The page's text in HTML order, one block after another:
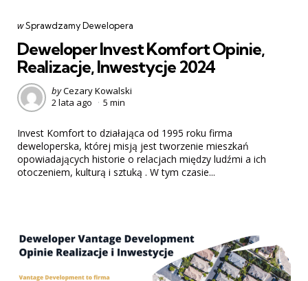
Categories
post
wSprawdzamy Dewelopera
Deweloper Invest Komfort Opinie,
Realizacje, Inwestycje 2024
Posted
by
byCezary Kowalski
2 lata ago
5 min
Invest Komfort to działająca od 1995 roku firma
deweloperska, której misją jest tworzenie mieszkań
opowiadających historie o relacjach między ludźmi a ich
otoczeniem, kulturą i sztuką . W tym czasie...